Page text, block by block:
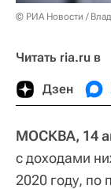
© РИА Новости /
Читать ria.ru в
Дзен
МОСКВА, 14
с доходами
2020 году,